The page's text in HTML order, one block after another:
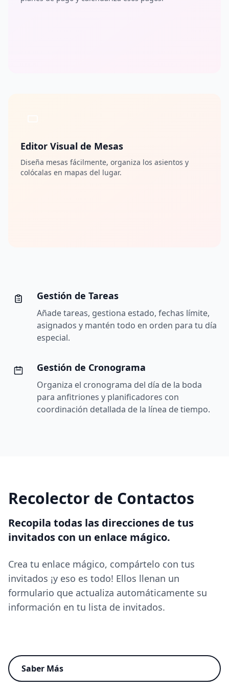
Editor Visual de Mesas
Diseña mesas fácilmente, organiza los asientos y
colócalas en mapas del lugar.
Gestión de Tareas
Añade tareas, gestiona estado, fechas límite,
asignados y mantén todo en orden para tu día
especial.
Gestión de Cronograma
Organiza el cronograma del día de la boda
para anfitriones y planificadores con
coordinación detallada de la línea de tiempo.
Recolector de Contactos
Recopila todas las direcciones de tus
invitados con un enlace mágico.
Crea tu enlace mágico, compártelo con tus
invitados ¡y eso es todo! Ellos llenan un
formulario que actualiza automáticamente su
información en tu lista de invitados.
Saber Más